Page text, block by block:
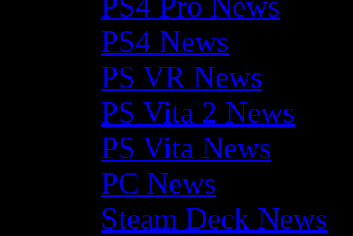
PS4 News
PS VR News
PS Vita 2 News
PS Vita News
PC News
Steam Deck News